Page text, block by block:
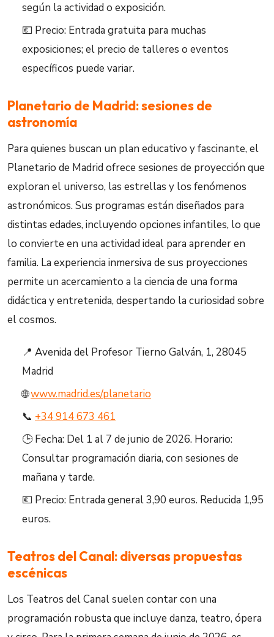
según la actividad o exposición.
💶 Precio: Entrada gratuita para muchas
exposiciones; el precio de talleres o eventos
específicos puede variar.
Planetario de Madrid: sesiones de
astronomía
Para quienes buscan un plan educativo y fascinante, el
Planetario de Madrid ofrece sesiones de proyección que
exploran el universo, las estrellas y los fenómenos
astronómicos. Sus programas están diseñados para
distintas edades, incluyendo opciones infantiles, lo que
lo convierte en una actividad ideal para aprender en
familia. La experiencia inmersiva de sus proyecciones
permite un acercamiento a la ciencia de una forma
didáctica y entretenida, despertando la curiosidad sobre
el cosmos.
📍 Avenida del Profesor Tierno Galván, 1, 28045
Madrid
🌐www.madrid.es/planetario
📞 +34 914 673 461
🕒 Fecha: Del 1 al 7 de junio de 2026. Horario:
Consultar programación diaria, con sesiones de
mañana y tarde.
💶 Precio: Entrada general 3,90 euros. Reducida 1,95
euros.
Teatros del Canal: diversas propuestas
escénicas
Los Teatros del Canal suelen contar con una
programación robusta que incluye danza, teatro, ópera